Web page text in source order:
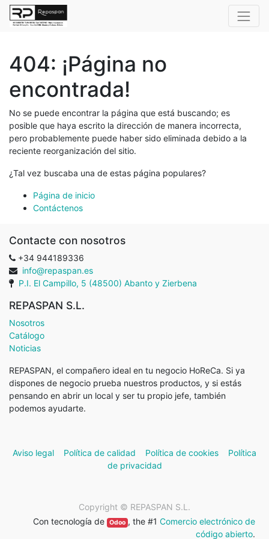
404: ¡Página no
encontrada!
No se puede encontrar la página que está buscando; es
posible que haya escrito la dirección de manera incorrecta,
pero probablemente puede haber sido eliminada debido a la
reciente reorganización del sitio.
¿Tal vez buscaba una de estas página populares?
Página de inicio
Contáctenos
Contacte con nosotros
+34 944189336
info@repaspan.es
P.I. El Campillo, 5 (48500) Abanto y Zierbena
REPASPAN S.L.
Nosotros
Catálogo
Noticias
REPASPAN, el compañero ideal en tu negocio HoReCa. Si ya
dispones de negocio prueba nuestros productos, y si estás
pensando en abrir un local y ser tu propio jefe, también
podemos ayudarte.
Aviso legal Política de calidad Política de cookies
Política
de privacidad
Copyright © REPASPAN S.L.
Con tecnología de
Odoo , the #1 Comercio electrónico de
código abierto.